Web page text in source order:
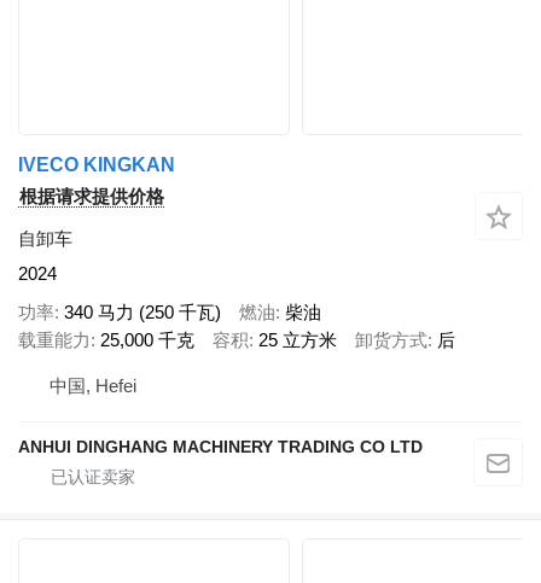
IVECO KINGKAN
根据请求提供价格
自卸车
2024
功率 340 马力 (250 千瓦) 燃油 柴油
载重能力
25,000 千克 容积 25 立方米 卸货方式 后
中国, Hefei
ANHUI DINGHANG MACHINERY TRADING CO LTD